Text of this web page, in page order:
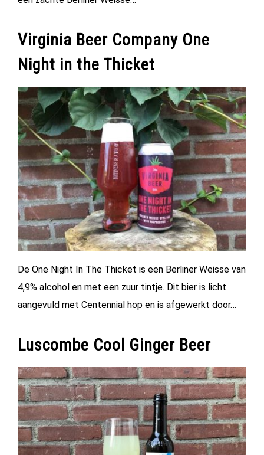
Virginia Beer Company One
Night in the Thicket
De One Night In The Thicket is een Berliner Weisse van
4,9% alcohol en met een zuur tintje. Dit bier is licht
aangevuld met Centennial hop en is afgewerkt door…
Luscombe Cool Ginger Beer